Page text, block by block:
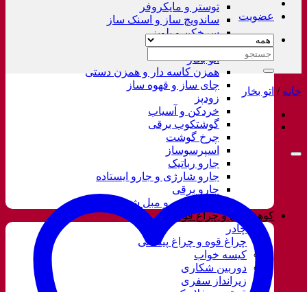
توستر و مایکروفر
ساندویچ ساز و اسنک ساز
سرخکن و پلوپز
غذاساز
اتو بخار
همزن کاسه دار و همزن دستی
چای ساز و قهوه ساز
زودپز
خردکن و آسیاب
گوشتکوب برقی
چرخ گوشت
اسپرسوساز
جارو رباتیک
جارو شارژی و جارو ایستاده
جارو برقی
فرش شور و مبل شور
کوهنوردی و چراغ قوه
چادر
چراغ قوه و چراغ پیشانی
کیسه خواب
دوربین شکاری
زیرانداز سفری
عضویت
جستجو
خانه / اتو بخار